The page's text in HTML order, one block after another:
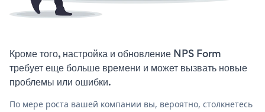
Кроме того, настройка и обновление NPS Form
требует еще больше времени и может вызвать новые
проблемы или ошибки.
По мере роста вашей компании вы, вероятно, столкнетесь